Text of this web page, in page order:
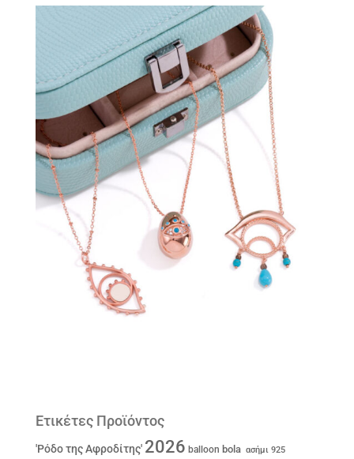
Ετικέτες Προϊόντος
'Ρόδο της Αφροδίτης' 2026 balloon bola ασήμι 925